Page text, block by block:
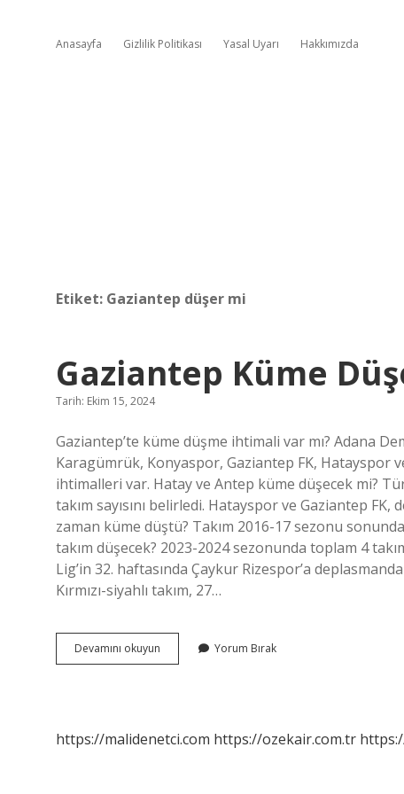
Anasayfa Gizlilik Politikası Yasal Uyarı Hakkımızda
Etiket: Gaziantep düşer mi
Gaziantep Küme
Tarih: Ekim 15, 2024
Gaziantep’te küme düşme ihtimali var mı? Adana
Karagümrük, Konyaspor, Gaziantep FK, Hatayspor
ihtimalleri var. Hatay ve Antep küme düşecek mi?
takım sayısını belirledi. Hatayspor ve Gaziantep
zaman küme düştü? Takım 2016-17 sezonu
takım düşecek? 2023-2024 sezonunda toplam 4
Lig’in 32. haftasında Çaykur Rizespor’a
Kırmızı-siyahlı takım, 27…
Devamını okuyun Gaziantep
Küme
Yorum Bırak
https://malidenetci.com https://ozekair.com.tr